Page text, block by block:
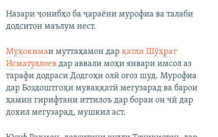
Назари ҷонибҳо ба ҷараёни мурофиа ва талаби
додситон маълум нест.
Муҳокимаи муттаҳамон дар қатли Шӯҳрат
Исматуллоев дар аввали моҳи январи имсол аз
тарафи додраси Додгоҳи олӣ оғоз шуд. Мурофиа
дар Боздоштгоҳи муваққатӣ мегузарад ва барои
ҳамин гирифтани иттилоъ дар бораи он чӣ дар
дохил мегузарад, мушкил аст.